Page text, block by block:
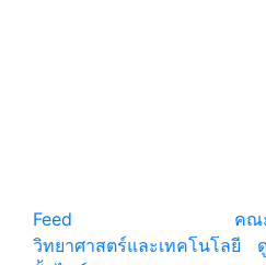
Feed
คณ
วิทยาศาสตร์และเทคโนโลยี